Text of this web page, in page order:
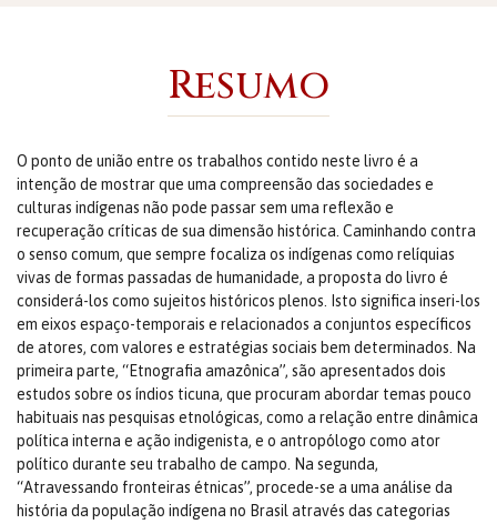
Resumo
O ponto de união entre os trabalhos contido neste livro é a
intenção de mostrar que uma compreensão das sociedades e
culturas indígenas não pode passar sem uma reflexão e
recuperação críticas de sua dimensão histórica. Caminhando contra
o senso comum, que sempre focaliza os indígenas como relíquias
vivas de formas passadas de humanidade, a proposta do livro é
considerá-los como sujeitos históricos plenos. Isto significa inseri-los
em eixos espaço-temporais e relacionados a conjuntos específicos
de atores, com valores e estratégias sociais bem determinados. Na
primeira parte, “Etnografia amazônica”, são apresentados dois
estudos sobre os índios ticuna, que procuram abordar temas pouco
habituais nas pesquisas etnológicas, como a relação entre dinâmica
política interna e ação indigenista, e o antropólogo como ator
político durante seu trabalho de campo. Na segunda,
“Atravessando fronteiras étnicas”, procede-se a uma análise da
história da população indígena no Brasil através das categorias